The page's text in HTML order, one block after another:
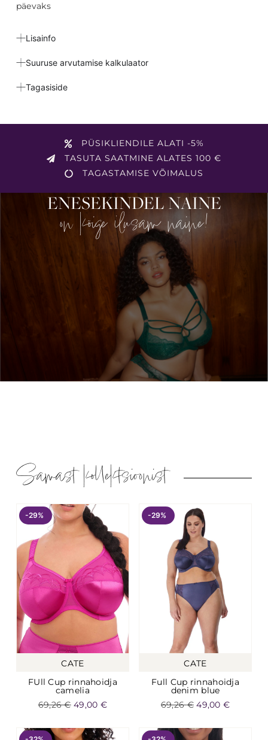
päevaks
Lisainfo
Suuruse arvutamise kalkulaator
Tagasiside
PÜSIKLIENDILE ALATI -5%
TASUTA SAATMINE ALATES 100 €
TAGASTAMISE VÕIMALUS
ENESEKINDEL NAINE
on kõige ilusam naine!
Samast kollektsioonist
-29%
CATE
FUll Cup rinnahoidja
camelia
69,26€ 49,00 €
-29%
CATE
Full Cup rinnahoidja
denim blue
69,26€ 49,00€